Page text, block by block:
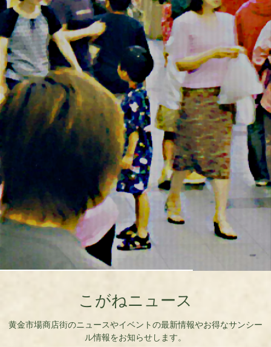
こがねニュース
黄金市場商店街のニュースやイベントの最新情報やお得なサンシー
ル情報をお知らせします。